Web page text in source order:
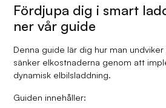
Fördjupa dig i smart
ner vår guide
Denna guide lär dig hur man
sänker elkostnaderna genom att
dynamisk elbilsladdning.
Guiden innehåller: